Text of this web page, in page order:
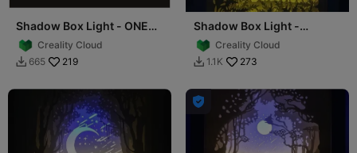
Shadow Box Light - ONE
PIECECreality Cloud
 665 219
Shadow Box Light -
Childhood
Creality Cloud
 1.1K 273
